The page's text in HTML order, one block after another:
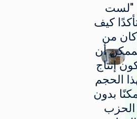
"لست
كيف
كان من
أن
إنتاج
الحجم
بدون
الحزب